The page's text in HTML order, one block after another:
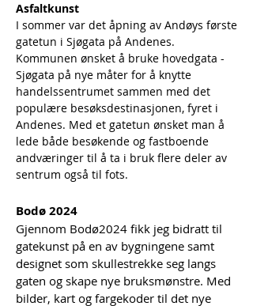
Asfaltkunst
I sommer var det åpning av Andøys første
gatetun i Sjøgata på Andenes.
Kommunen ønsket å bruke hovedgata -
Sjøgata på nye måter for å knytte
handelssentrumet sammen med det
populære besøksdestinasjonen, fyret i
Andenes. Med et gatetun ønsket man å
lede både besøkende og fastboende
andværinger til å ta i bruk flere deler av
sentrum også til fots.
Bodø 2024
Gjennom Bodø2024 fikk jeg bidratt til
gatekunst på en av bygningene samt
designet som skullestrekke seg langs
gaten og skape nye bruksmønstre. Med
bilder, kart og fargekoder til det nye